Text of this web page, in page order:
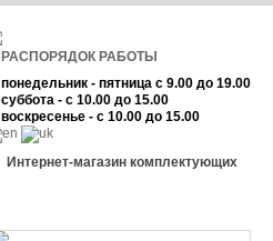
РАСПОРЯДОК РАБОТЫ
понедельник - пятница с 9.00 до 19.00
суббота - с 10.00 до 15.00
воскресенье - с 10.00 до 15.00
Интернет-магазин комплектующих